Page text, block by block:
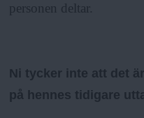
personen deltar.
Ni tycker inte att det
på hennes tidigare